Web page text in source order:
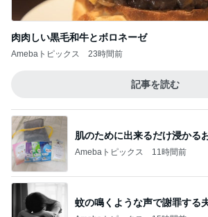
肉肉しい黒毛和牛とボロネーゼ
Amebaトピックス 23時間前
記事を読む
肌のために出来るだけ浸かる
Amebaトピックス 11時間前
蚊の鳴くような声で謝罪する